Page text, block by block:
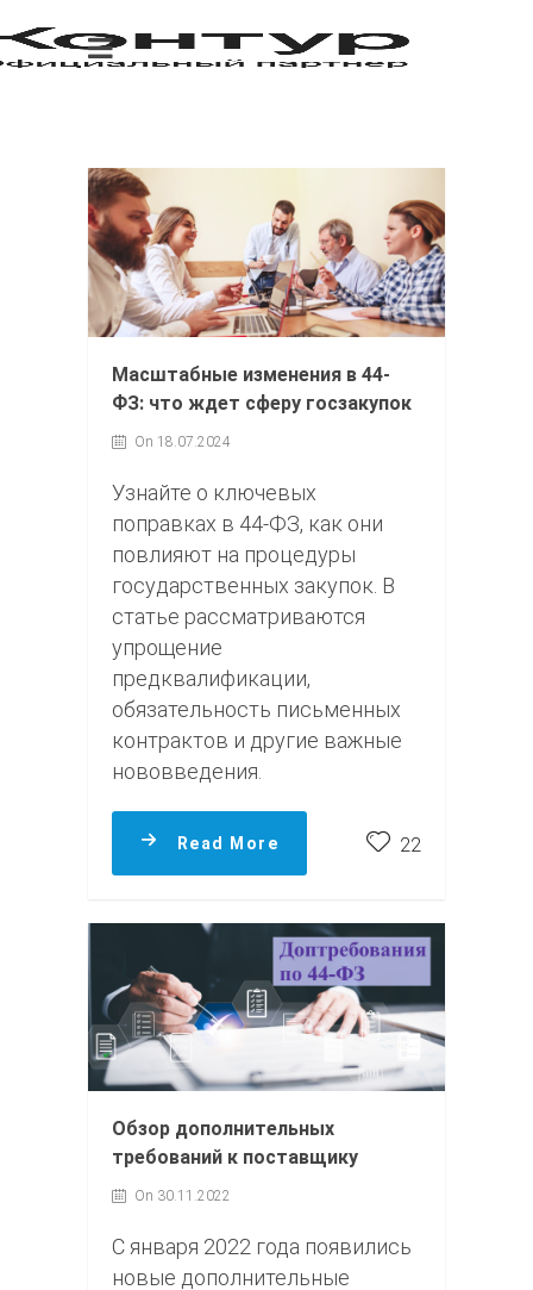
Масштабные изменения в 44-
ФЗ: что ждет сферу госзакупок
On 18.07.2024
Узнайте о ключевых
поправках в 44-ФЗ, как они
повлияют на процедуры
государственных закупок. В
статье рассматриваются
упрощение
предквалификации,
обязательность письменных
контрактов и другие важные
нововведения.
Read More 22
Обзор дополнительных
требований к поставщику
On 30.11.2022
С января 2022 года появились
новые дополнительные